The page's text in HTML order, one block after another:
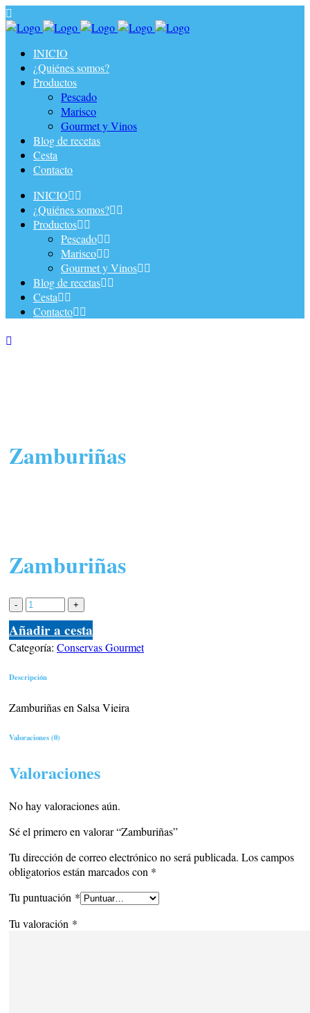
INICIO
¿Quiénes somos?
Productos
Pescado
Marisco
Gourmet y Vinos
Blog de recetas
Cesta
Contacto
INICIO
¿Quiénes somos?
Productos
Pescado
Marisco
Gourmet y Vinos
Blog de recetas
Cesta
Contacto
Zamburiñas
Zamburiñas
Añadir a cesta
Categoría: Conservas Gourmet
Descripción
Zamburiñas en Salsa Vieira
Valoraciones (0)
Valoraciones
No hay valoraciones aún.
Sé el primero en valorar “Zamburiñas”
Tu dirección de correo electrónico no será publicada. Los campos
obligatorios están marcados con *
Tu puntuación *
Tu valoración *
información.